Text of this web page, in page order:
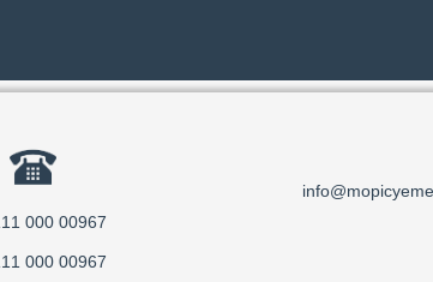
00967 000 111 011
00967 000 111 011